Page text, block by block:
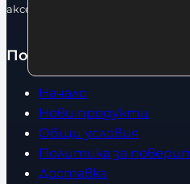
аксесоари.
Полезно
Начало
Нови продукти
Общи условия
Политика за
Доставка